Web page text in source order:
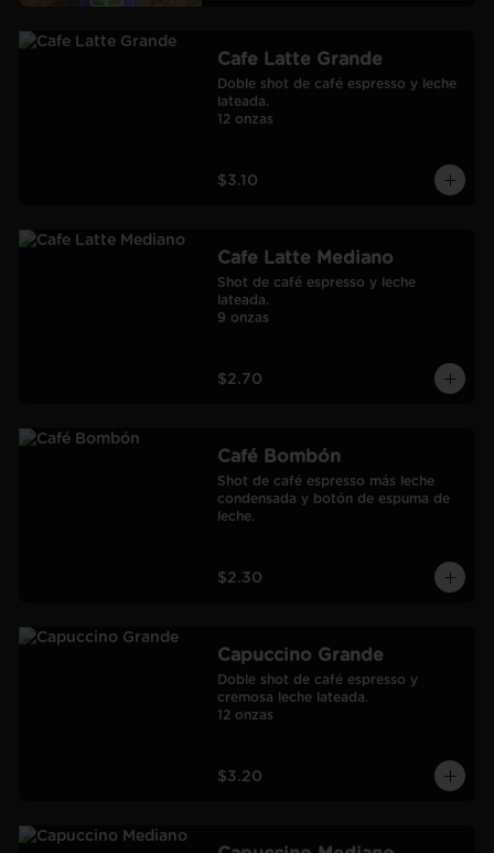
Cafe Latte Grande
Doble shot de café espresso y leche
lateada.
12 onzas
$3.10
Cafe Latte Mediano
Shot de café espresso y leche
lateada.
9 onzas
$2.70
Café Bombón
Shot de café espresso más leche
condensada y botón de espuma de
leche.
$2.30
Capuccino Grande
Doble shot de café espresso y
cremosa leche lateada.
12 onzas
$3.20